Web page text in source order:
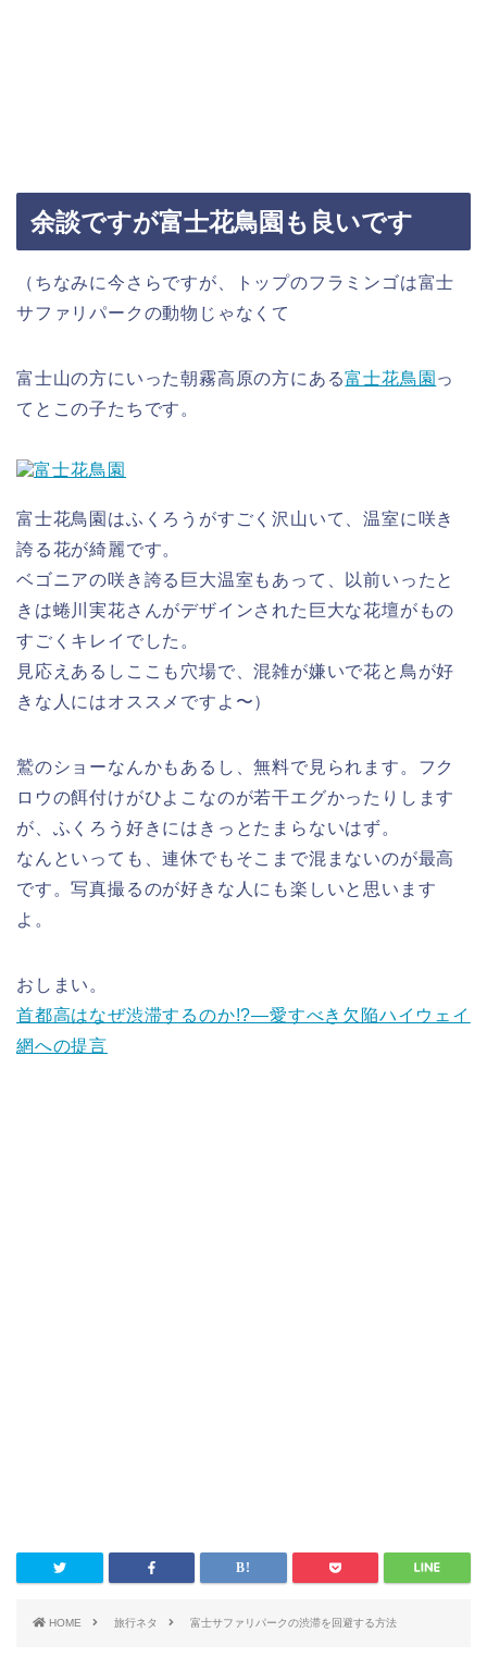
余談ですが富士花鳥園も良いです
（ちなみに今さらですが、トップのフラミンゴは富士
サファリパークの動物じゃなくて
富士山の方にいった朝霧高原の方にある富士花鳥園 っ
てとこの子たちです。
富士花鳥園はふくろうがすごく沢山いて、温室に咲き
誇る花が綺麗です。
ベゴニアの咲き誇る巨大温室もあって、以前いったと
きは蜷川実花さんがデザインされた巨大な花壇がもの
すごくキレイでした。
見応えあるしここも穴場で、混雑が嫌いで花と鳥が好
きな人にはオススメですよ〜）
鷲のショーなんかもあるし、無料で見られます。フク
ロウの餌付けがひよこなのが若干エグかったりします
が、ふくろう好きにはきっとたまらないはず。
なんといっても、連休でもそこまで混まないのが最高
です。写真撮るのが好きな人にも楽しいと思います
よ。
おしまい。
首都高はなぜ渋滞するのか!?―愛すべき欠陥ハイウェイ
網への提言
HOME 旅行ネタ 富士サファリパークの渋滞を回避する方法